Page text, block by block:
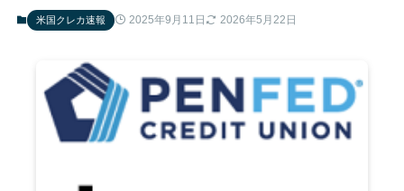
米国クレカ速報 2025年9月11日 2026年5月22日